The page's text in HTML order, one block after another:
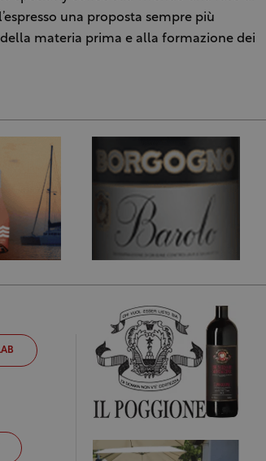
una proposta sempre più
materia prima e alla formazione dei